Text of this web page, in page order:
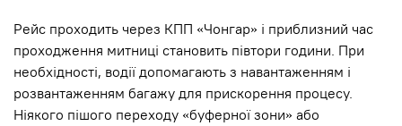
Рейс проходить через КПП «Чонгар» і приблизний час
проходження митниці становить півтори години. При
необхідності, водії допомагають з навантаженням і
розвантаженням багажу для прискорення процесу.
Ніякого пішого переходу «буферної зони» або